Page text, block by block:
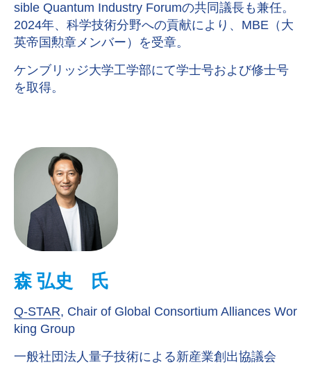
sible Quantum Industry Forumの共同議長も兼任。
2024年、科学技術分野への貢献により、MBE（大
英帝国勲章メンバー）を受章。
ケンブリッジ大学工学部にて学士号および修士号
を取得。
森 弘史 氏
Q-STAR, Chair of Global Consortium Alliances Wor
king Group
一般社団法人量子技術による新産業創出協議会